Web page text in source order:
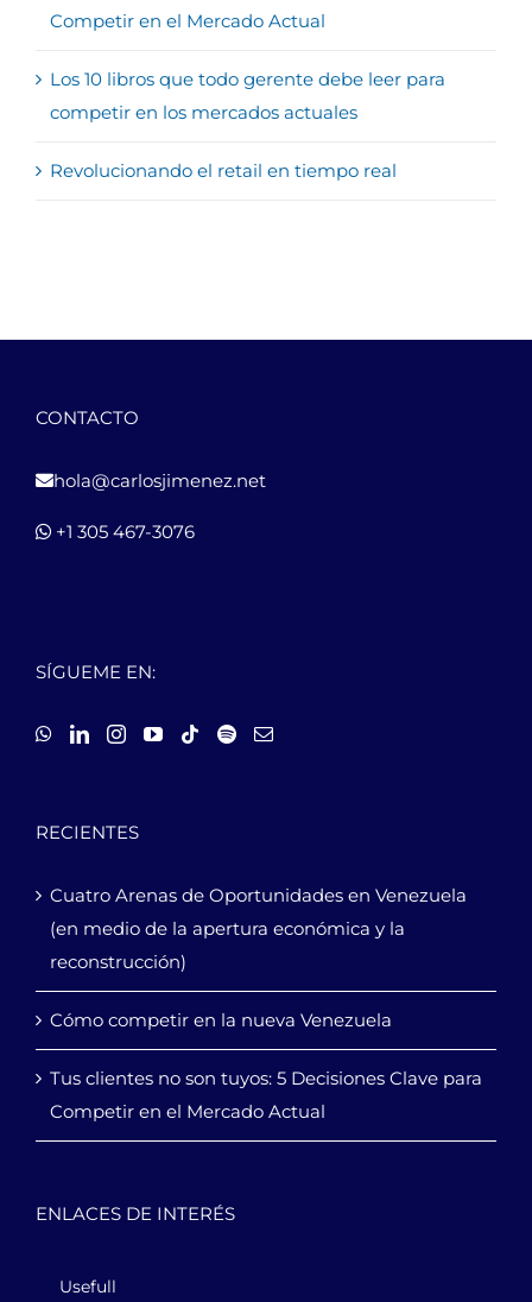
Competir en el Mercado Actual
Los 10 libros que todo gerente debe leer para
competir en los mercados actuales
Revolucionando el retail en tiempo real
CONTACTO
hola@carlosjimenez.net
+1 305 467-3076
SÍGUEME EN:
RECIENTES
Cuatro Arenas de Oportunidades en Venezuela
(en medio de la apertura económica y la
reconstrucción)
Cómo competir en la nueva Venezuela
Tus clientes no son tuyos: 5 Decisiones Clave para
Competir en el Mercado Actual
ENLACES DE INTERÉS
Usefull